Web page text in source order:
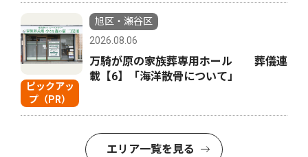
ピックアッ
プ（PR）
旭区・瀬谷区
2026.08.06
万騎が原の家族葬専用ホール 葬儀連
載【6】「海洋散骨について」
エリア一覧を見る